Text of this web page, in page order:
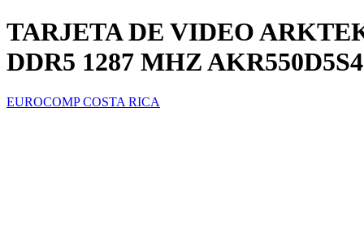
TARJETA DE VIDEO
DDR5 1287 MHZ
EUROCOMP COSTA RICA